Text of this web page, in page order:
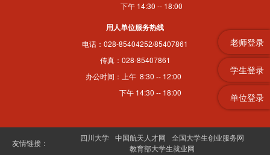
老师登录
学生登录
单位登录
下午 14:30 -- 18:00
用人单位服务热线
电话：028-85404252/85407861
传真：028-85407861
办公时间：上午 8:30 -- 12:00
下午 14:30 -- 18:00
友情链接：
四川大学 中国航天人才网
全国大学生创业服务网
教育部大学生就业网